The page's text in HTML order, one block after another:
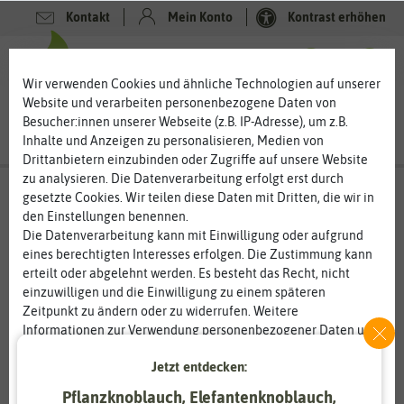
Kontakt Mein Konto Kontrast erhöhen
Wir verwenden Cookies und ähnliche Technologien auf unserer
Website und verarbeiten personenbezogene Daten von
Besucher:innen unserer Webseite (z.B. IP-Adresse), um z.B.
Inhalte und Anzeigen zu personalisieren, Medien von
Drittanbietern einzubinden oder Zugriffe auf unsere Website
zu analysieren. Die Datenverarbeitung erfolgt erst durch
gesetzte Cookies. Wir teilen diese Daten mit Dritten, die wir in
den Einstellungen benennen.
Die Datenverarbeitung kann mit Einwilligung oder aufgrund
eines berechtigten Interesses erfolgen. Die Zustimmung kann
erteilt oder abgelehnt werden. Es besteht das Recht, nicht
einzuwilligen und die Einwilligung zu einem späteren
Zeitpunkt zu ändern oder zu widerrufen. Weitere
Informationen zur Verwendung personenbezogener Daten und
Essenziell Statistik
Jetzt entdecken:
Pflanzknoblauch, Elefantenknoblauch,